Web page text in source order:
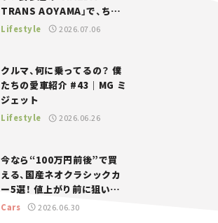
TRANS AOYAMA」で、ちょ
っとひと息。——連載｜CCG
Lifestyle 2026.07.06
クルマ、何に乗ってるの？ 僕
たちの愛車紹介 #43｜MG ミ
ジェット
Lifestyle 2026.06.26
今なら“100万円前後”で買
える、国産ネオクラシックカ
ー5選！ 値上がり前に狙いた
い、中古車探しをお手伝い――ち
Cars 2026.06.30